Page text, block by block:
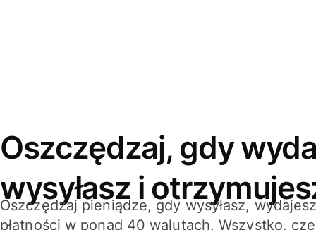
Oszczędzaj, gdy
wysyłasz i
Oszczędzaj pieniądze, gdy wysyłasz,
płatności w ponad 40 walutach. Wszystko,